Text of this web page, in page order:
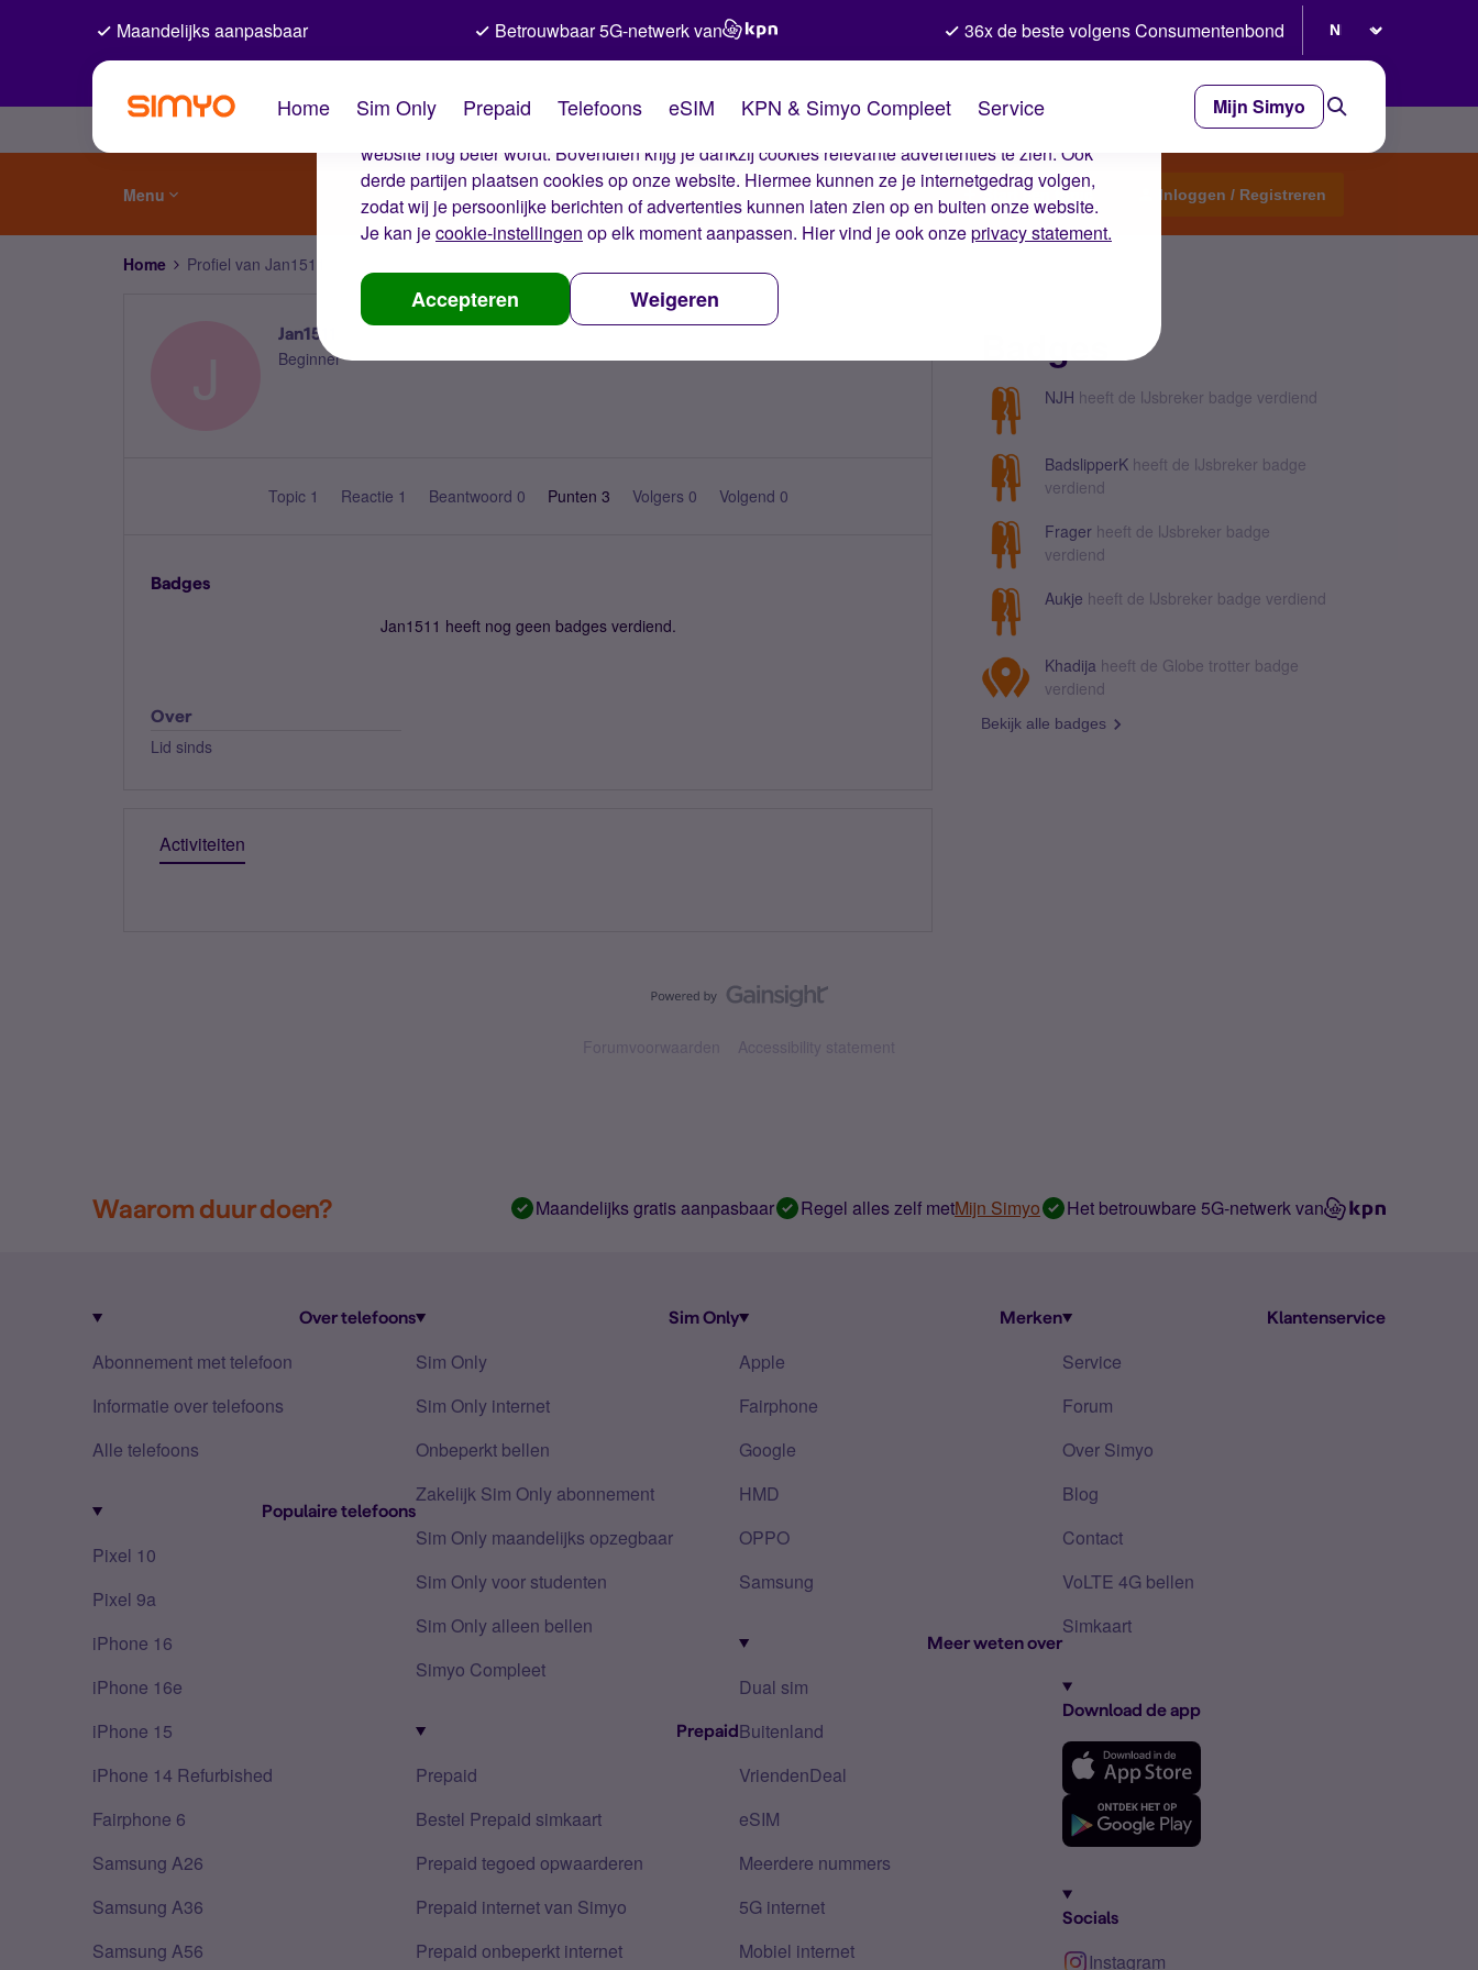
De cookies van Simyo
Wij gebruiken cookies op onze website. Met deze cookies zorgen wij ervoor dat je ervaring op de
website nog beter wordt. Bovendien krijg je dankzij cookies relevante advertenties te zien. Ook
derde partijen plaatsen cookies op onze website. Hiermee kunnen ze je internetgedrag volgen,
zodat wij je persoonlijke berichten of advertenties kunnen laten zien op en buiten onze website.
Je kan jecookie-instellingen op elk moment aanpassen. Hier vind je ook onzeprivacy statement.
Accepteren Weigeren
Maandelijks aanpasbaar Betrouwbaar 5G-netwerk van 36x de beste volgens Consumentenbond
Home Sim Only Prepaid Telefoons eSIM KPN & Simyo Compleet Service Mijn Simyo
Menu Start een topic Inloggen / Registreren
Home Profiel van Jan1511
Jan1511
Beginner
Topic 1 Reactie 1 Beantwoord 0 Punten 3 Volgers 0 Volgend 0
Badges
Jan1511 heeft nog geen badges verdiend.
Over
Lid sinds
Activiteiten
NJH heeft de IJsbreker badge verdiend
BadslipperK heeft de IJsbreker badge
verdiend
Frager heeft de IJsbreker badge
verdiend
Aukje heeft de IJsbreker badge verdiend
Khadija heeft de Globe trotter badge
verdiend
Bekijk alle badges
Forumvoorwaarden Accessibility statement
Waarom duur doen? Maandelijks gratis aanpasbaar Regel alles zelf metMijn Simyo Het betrouwbare 5G-netwerk van
Over telefoons
Abonnement met telefoon
Informatie over telefoons
Alle telefoons
Populaire telefoons
Pixel 10
Pixel 9a
iPhone 16
iPhone 16e
iPhone 15
iPhone 14 Refurbished
Fairphone 6
Samsung A26
Samsung A36
Samsung A56
Sim Only
Sim Only
Sim Only internet
Onbeperkt bellen
Zakelijk Sim Only abonnement
Sim Only maandelijks opzegbaar
Sim Only voor studenten
Sim Only alleen bellen
Simyo Compleet
Prepaid
Prepaid
Bestel Prepaid simkaart
Prepaid tegoed opwaarderen
Prepaid internet van Simyo
Prepaid onbeperkt internet
Merken
Apple
Fairphone
Google
HMD
OPPO
Samsung
Meer weten over
Dual sim
Buitenland
VriendenDeal
eSIM
Meerdere nummers
5G internet
Mobiel internet
Klantenservice
Service
Forum
Over Simyo
Blog
Contact
VoLTE 4G bellen
Simkaart
Download de app
Socials
Instagram